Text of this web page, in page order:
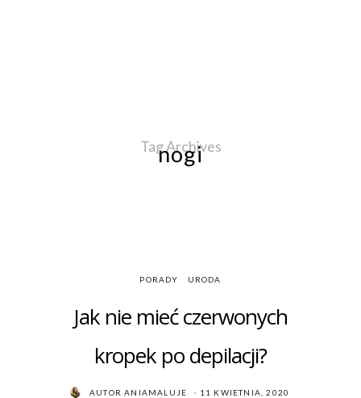
Tag Archives
nogi
PORADY URODA
Jak nie mieć czerwonych
kropek po depilacji?
AUTORANIAMALUJE
POSTED
11 KWIETNIA, 2020